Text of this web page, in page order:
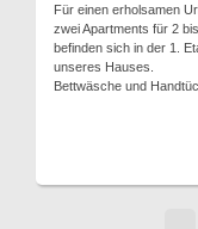
Für einen erholsamen
zwei Apartments für 2
befinden sich in der 1.
unseres Hauses.
Bettwäsche und